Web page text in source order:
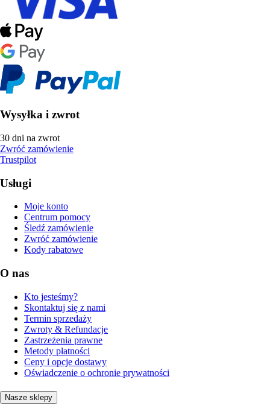
Wysyłka i zwrot
30 dni na zwrot
Zwróć zamówienie
Trustpilot
Usługi
Moje konto
Centrum pomocy
Śledź zamówienie
Zwróć zamówienie
Kody rabatowe
O nas
Kto jesteśmy?
Skontaktuj się z nami
Termin sprzedaży
Zwroty & Refundacje
Zastrzeżenia prawne
Metody płatności
Ceny i opcje dostawy
Oświadczenie o ochronie prywatności
Nasze sklepy